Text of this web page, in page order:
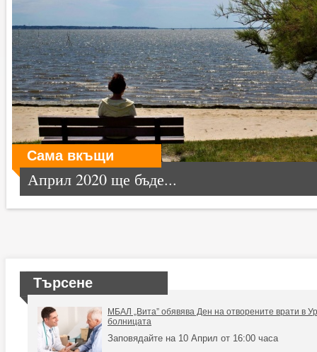
Сама вкъщи
Април 2020 ще бъде...
Търсене
МБАЛ „Вита” обявява Ден на отворените врати в
болницата
Заповядайте на 10 Април от 16:00 часа